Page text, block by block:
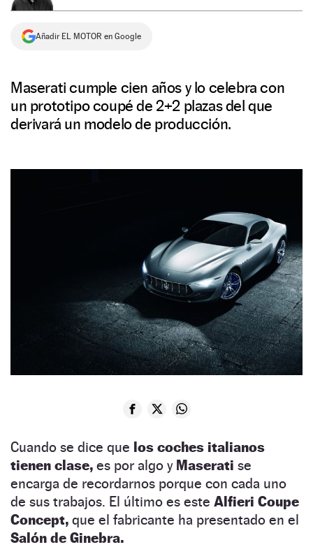
Añadir EL MOTOR en Google
Maserati cumple cien años y lo celebra con
un prototipo coupé de 2+2 plazas del que
derivará un modelo de producción.
Cuando se dice que los coches italianos
tienen clase, es por algo y Maserati se
encarga de recordarnos porque con cada uno
de sus trabajos. El último es este Alfieri Coupe
Concept, que el fabricante ha presentado en el
Salón de Ginebra.